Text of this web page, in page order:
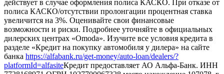
действует в случае оформления полиса КАСКО. При отказе от
полиса КАСКО/отсутствии пролонгации процентная ставка
увеличится на 3%. Оценивайте свои финансовые
возможности и риски. Подробнее уточняйте в официальных
дилерских центрах «Omoda». Изучите все условия кредита в
разделе «Кредит на покупку автомобиля у дилера» на сайте
банка https://alfabank.ru/get-money/auto-loan/dealers/?
platformId=alfasiteКредит предоставляет АО Альфа-Банк. ИНН